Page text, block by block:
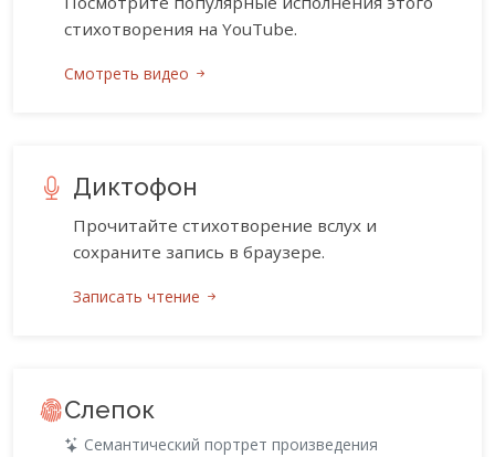
стихотворения на YouTube.
Смотреть видео
Диктофон
Прочитайте стихотворение вслух и
сохраните запись в браузере.
Записать чтение
Слепок
Семантический портрет произведения